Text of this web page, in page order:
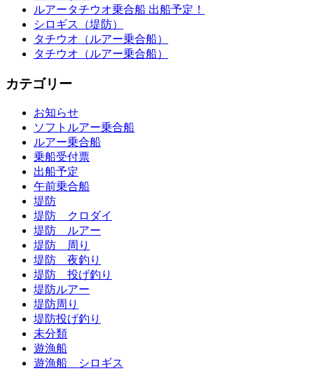
ルアータチウオ乗合船 出船予定！
シロギス（堤防）
タチウオ（ルアー乗合船）
タチウオ（ルアー乗合船）
カテゴリー
お知らせ
ソフトルアー乗合船
ルアー乗合船
乗船受付票
出船予定
午前乗合船
堤防
堤防 クロダイ
堤防 ルアー
堤防 周り
堤防 夜釣り
堤防 投げ釣り
堤防ルアー
堤防周り
堤防投げ釣り
未分類
遊漁船
遊漁船 シロギス